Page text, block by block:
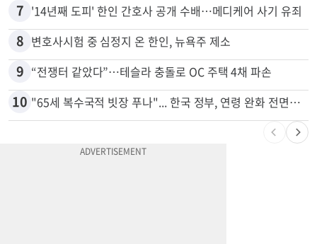
7 '14년째 도피' 한인 간호사 공개 수배…메디케어 사기 유죄
8 변호사시험 중 심정지 온 한인, 뉴욕주 제소
9 “전쟁터 같았다”…테슬라 충돌로 OC 주택 4채 파손
10 "65세 복수국적 빗장 푸나"... 한국 정부, 연령 완화 전면 추진